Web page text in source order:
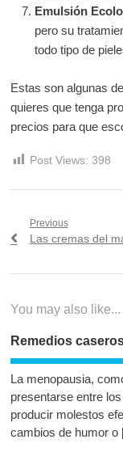
Emulsión
pero su
todo tipo de
Estas son algunas
quieres que tenga
precios para que
Post Views: 398
Navegación
Previous
Previous
Las cremas del
You may also like...
Remedios
La menopausia,
presentarse entre
producir molestos
cambios de humor